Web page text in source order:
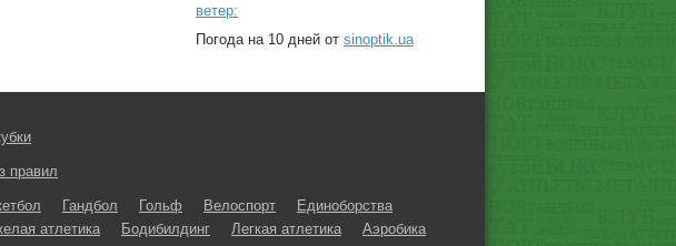
ветер:
Погода на 10 дней от sinoptik.ua
правил
Гандбол Гольф Велоспорт
Единоборства
атлетика Бодибилдинг Легкая атлетика
Аэробика